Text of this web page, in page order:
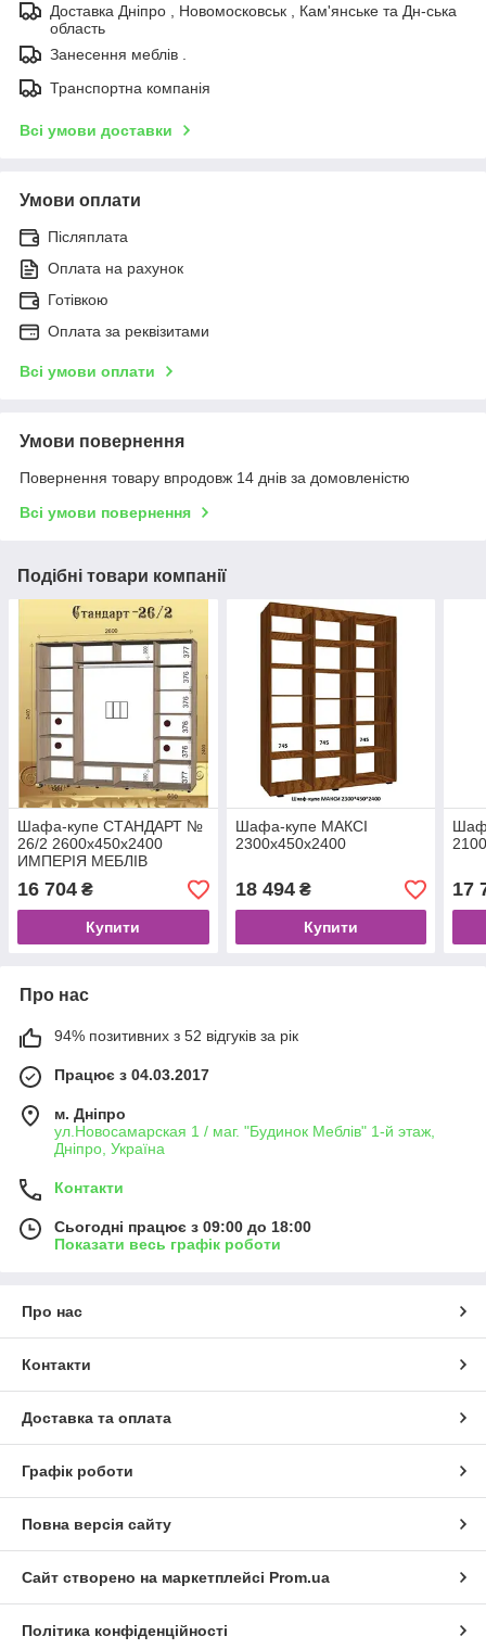
Доставка Дніпро , Новомосковськ , Кам'янське та Дн-ська
область
Занесення меблів .
Транспортна компанія
Всі умови доставки
Умови оплати
Післяплата
Оплата на рахунок
Готівкою
Оплата за реквізитами
Всі умови оплати
Умови повернення
Повернення товару впродовж 14 днів за домовленістю
Всі умови повернення
Подібні товари компанії
Шафа-купе СТАНДАРТ №
26/2 2600х450х2400
ИМПЕРIЯ МЕБЛIВ
16 704 ₴
Купити
Шафа-купе МАКСІ
2300х450х2400
18 494₴
Купити
17
Про нас
94% позитивних з 52 відгуків за рік
Працює з 04.03.2017
м. Дніпро
ул.Новосамарская 1 / маг. "Будинок Меблiв" 1-й этаж,
Дніпро, Україна
Контакти
Сьогодні працює з 09:00 до 18:00
Показати весь графік роботи
Про нас
Контакти
Доставка та оплата
Графік роботи
Повна версія сайту
Сайт створено на маркетплейсі Prom.ua
Політика конфіденційності